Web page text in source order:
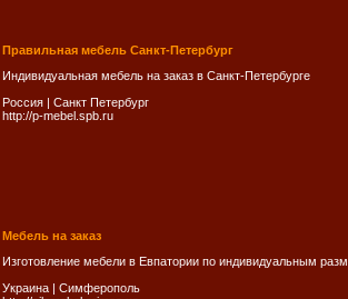
Правильная мебель Санкт-Петербург
Индивидуальная мебель на заказ в Санкт-Петербурге
Россия | Санкт Петербург
http://p-mebel.spb.ru
Мебель на заказ
Изготовление мебели в Евпатории по индивидуальным
Украина | Симферополь